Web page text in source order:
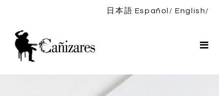
プロフィール
演目紹介
日本語 Español English